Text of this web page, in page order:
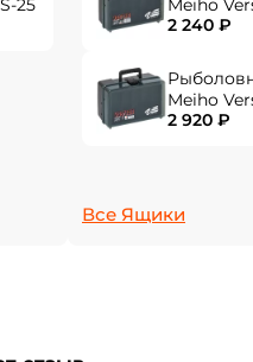
25
Meiho
2 240 ₽
Meiho
2 920 ₽
Все Ящики